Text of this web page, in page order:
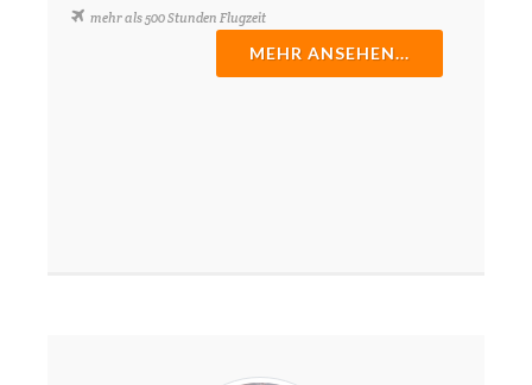
mehr als 500 Stunden Flugzeit
MEHR ANSEHEN...